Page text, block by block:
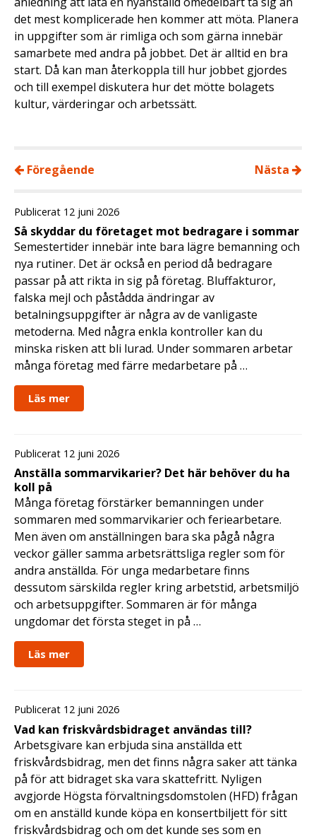
det mest komplicerade hen kommer att möta. Planera
in uppgifter som är rimliga och som gärna innebär
samarbete med andra på jobbet. Det är alltid en bra
start. Då kan man återkoppla till hur jobbet gjordes
och till exempel diskutera hur det mötte bolagets
kultur, värderingar och arbetssätt.
Föregående Nästa
Publicerat 12 juni 2026
Så skyddar du företaget mot bedragare i sommar
Semestertider innebär inte bara lägre bemanning och
nya rutiner. Det är också en period då bedragare
passar på att rikta in sig på företag. Bluffakturor,
falska mejl och påstådda ändringar av
betalningsuppgifter är några av de vanligaste
metoderna. Med några enkla kontroller kan du
minska risken att bli lurad. Under sommaren arbetar
många företag med färre medarbetare på …
Läs mer
Publicerat 12 juni 2026
Anställa sommarvikarier? Det här behöver du ha
koll på
Många företag förstärker bemanningen under
sommaren med sommarvikarier och feriearbetare.
Men även om anställningen bara ska pågå några
veckor gäller samma arbetsrättsliga regler som för
andra anställda. För unga medarbetare finns
dessutom särskilda regler kring arbetstid, arbetsmiljö
och arbetsuppgifter. Sommaren är för många
ungdomar det första steget in på …
Läs mer
Publicerat 12 juni 2026
Vad kan friskvårdsbidraget användas till?
Arbetsgivare kan erbjuda sina anställda ett
friskvårdsbidrag, men det finns några saker att tänka
på för att bidraget ska vara skattefritt. Nyligen
avgjorde Högsta förvaltningsdomstolen (HFD) frågan
om en anställd kunde köpa en konsertbiljett för sitt
friskvårdsbidrag och om det kunde ses som en